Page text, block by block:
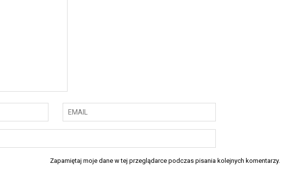
Zapamiętaj moje dane w tej przeglądarce podczas pisania kolejnych komentarzy.